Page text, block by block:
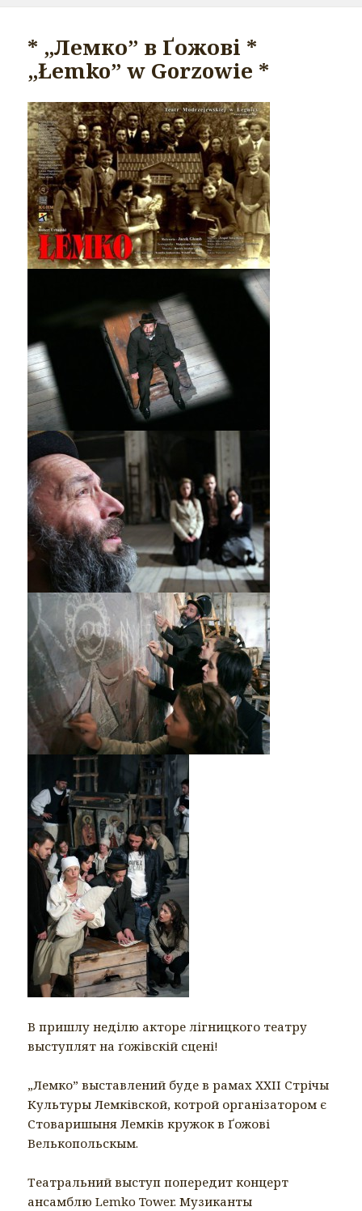
* „Лемко” в Ґожові *
„Łemko” w Gorzowie *
В пришлу неділю акторе лігницкого театру
выступлят на ґожівскій сцені!
„Лемко” выставлений буде в рамах ХХІІ Стрічы
Культуры Лемківской, котрой організатором є
Стоваришыня Лемків кружок в Ґожові
Велькопольскым.
Театральний выступ попередит концерт
ансамблю Lemko Tower. Музиканты